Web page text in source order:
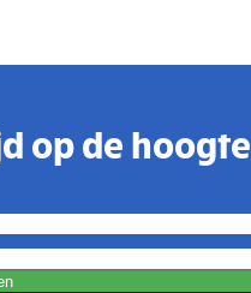
op de hoogte